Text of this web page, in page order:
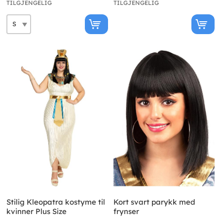
TILGJENGELIG TILGJENGELIG
Stilig Kleopatra kostyme til
kvinner Plus Size
Kort svart parykk med
frynser